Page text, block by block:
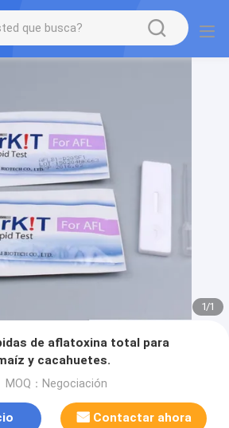
1/1
de aflatoxina total para
y cacahuetes.
MOQ：Negociación
Contactar ahora